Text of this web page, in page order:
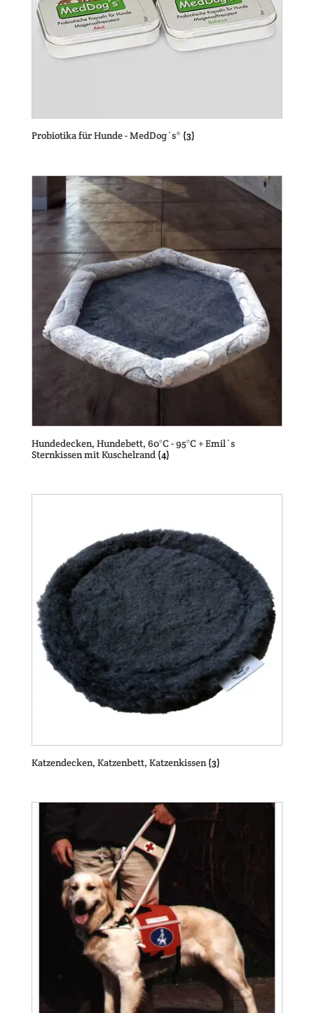
Probiotika für Hunde - MedDog`s® (3)
Hundedecken, Hundebett, 60°C - 95°C + Emil`s
Sternkissen mit Kuschelrand (4)
Katzendecken, Katzenbett, Katzenkissen (3)